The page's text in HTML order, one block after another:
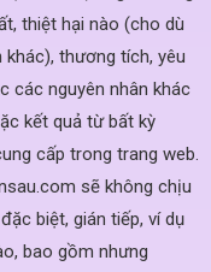
thiệt hại nào (cho dù
thương tích, yêu
các nguyên nhân khác
kết quả từ bất kỳ
cấp trong trang web.
sẽ không chịu
biệt, gián tiếp, ví dụ
bao gồm nhưng